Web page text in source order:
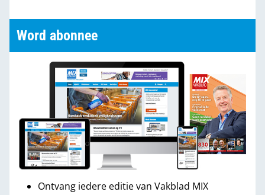
Word abonnee
Ontvang iedere editie van Vakblad MIX